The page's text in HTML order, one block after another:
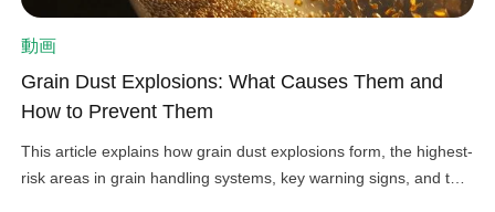
動画
Grain Dust Explosions: What Causes Them and
How to Prevent Them
This article explains how grain dust explosions form, the highest-
risk areas in grain handling systems, key warning signs, and the